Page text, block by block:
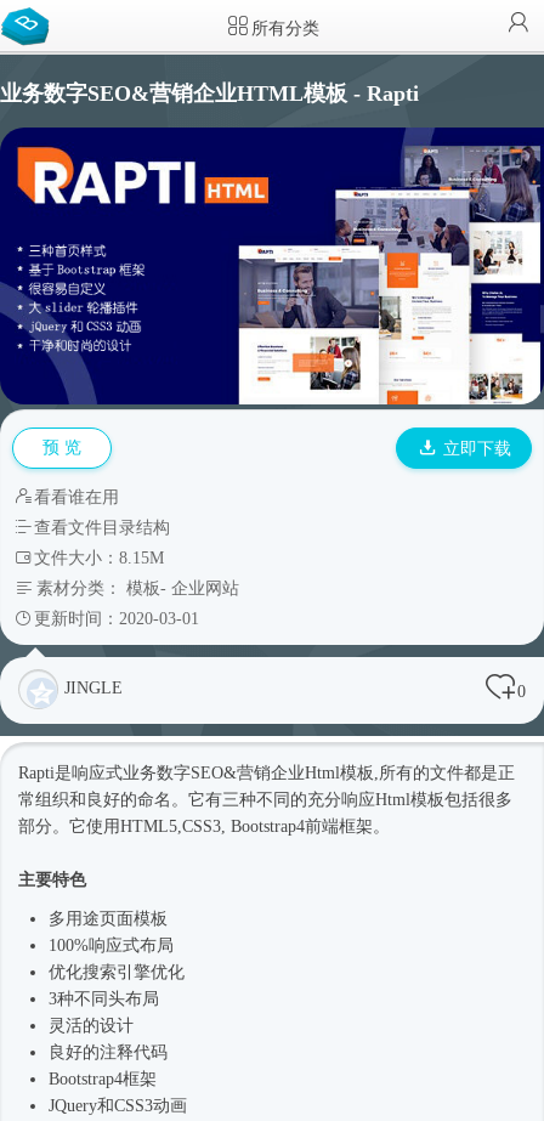
所有分类
业务数字SEO&营销企业HTML模板 - Rapti
预 览 立即下载
看看谁在用
查看文件目录结构
文件大小：8.15M
素材分类： 模板- 企业网站
更新时间：2020-03-01
JINGLE 0
Rapti是响应式业务数字SEO&营销企业Html模板 ,所有的文件都是正
常组织和良好的命名。它有三种不同的充分响应Html模板包括很多
部分。它使用HTML5,CSS3, Bootstrap4前端框架。
主要特色
多用途页面模板
100%响应式布局
优化搜索引擎优化
3种不同头布局
灵活的设计
良好的注释代码
Bootstrap4框架
JQuery和CSS3动画